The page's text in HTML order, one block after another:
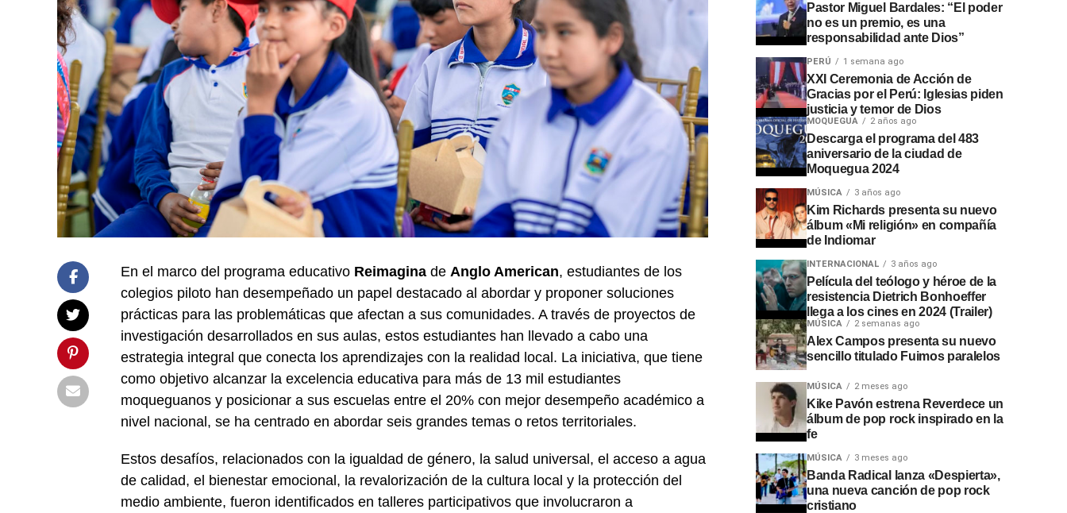
En el marco del programa educativo Reimagina de Anglo American, estudiantes de los
colegios piloto han desempeñado un papel destacado al abordar y proponer soluciones
prácticas para las problemáticas que afectan a sus comunidades. A través de proyectos de
investigación desarrollados en sus aulas, estos estudiantes han llevado a cabo una
estrategia integral que conecta los aprendizajes con la realidad local. La iniciativa, que tiene
como objetivo alcanzar la excelencia educativa para más de 13 mil estudiantes
moqueguanos y posicionar a sus escuelas entre el 20% con mejor desempeño académico a
nivel nacional, se ha centrado en abordar seis grandes temas o retos territoriales.
Estos desafíos, relacionados con la igualdad de género, la salud universal, el acceso a agua
de calidad, el bienestar emocional, la revalorización de la cultura local y la protección del
medio ambiente, fueron identificados en talleres participativos que involucraron a
Pastor Miguel Bardales: “El poder
no es un premio, es una
responsabilidad ante Dios”
PERÚ 1 semana ago
XXI Ceremonia de Acción de
Gracias por el Perú: Iglesias piden
justicia y temor de Dios
MOQUEGUA 2 años ago
Descarga el programa del 483
aniversario de la ciudad de
Moquegua 2024
MÚSICA 3 años ago
Kim Richards presenta su nuevo
álbum «Mi religión» en compañía
de Indiomar
INTERNACIONAL 3 años ago
Película del teólogo y héroe de la
resistencia Dietrich Bonhoeffer
llega a los cines en 2024 (Trailer)
MÚSICA 2 semanas ago
Alex Campos presenta su nuevo
sencillo titulado Fuimos paralelos
MÚSICA 2 meses ago
Kike Pavón estrena Reverdece un
álbum de pop rock inspirado en la
fe
MÚSICA 3 meses ago
Banda Radical lanza «Despierta»,
una nueva canción de pop rock
cristiano